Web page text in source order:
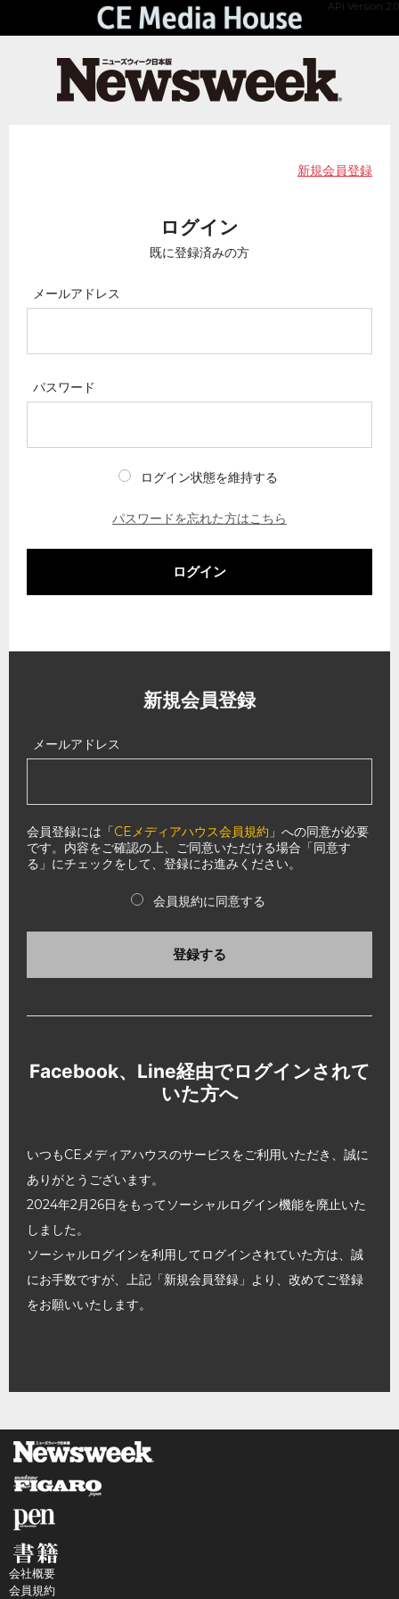
API Version 2.0
新規会員登録
ログイン
既に登録済みの方
メールアドレス
パスワード
ログイン状態を維持する
パスワードを忘れた方はこちら
ログイン
新規会員登録
メールアドレス
会員登録には「CEメディアハウス会員規約 」への同意が必要
です。内容をご確認の上、ご同意いただける場合「同意す
る」にチェックをして、登録にお進みください。
会員規約に同意する
登録する
Facebook、Line経由でログインされて
いた方へ
いつもCEメディアハウスのサービスをご利用いただき、誠に
ありがとうございます。
2024年2月26日をもってソーシャルログイン機能を廃止いた
しました。
ソーシャルログインを利用してログインされていた方は、誠
にお手数ですが、上記「新規会員登録」より、改めてご登録
をお願いいたします。
会社概要
会員規約